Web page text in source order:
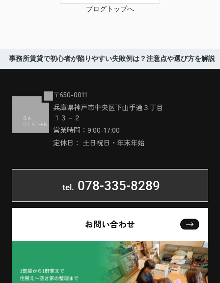
ブログトップへ
事務所賃貸で初心者が陥りやすい失敗例は？注意点や選び方を解説
〒650-0011
兵庫県神戸市中央区下山手通３丁目
１３－２
営業時間：9:00-17:00
定休日： 土日祝日・年末年始
tel. 078-335-8289
お問い合わせ